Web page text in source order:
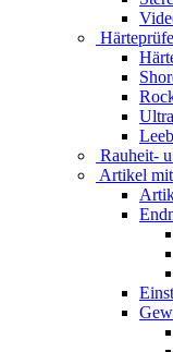
Rauheit-
Artikel